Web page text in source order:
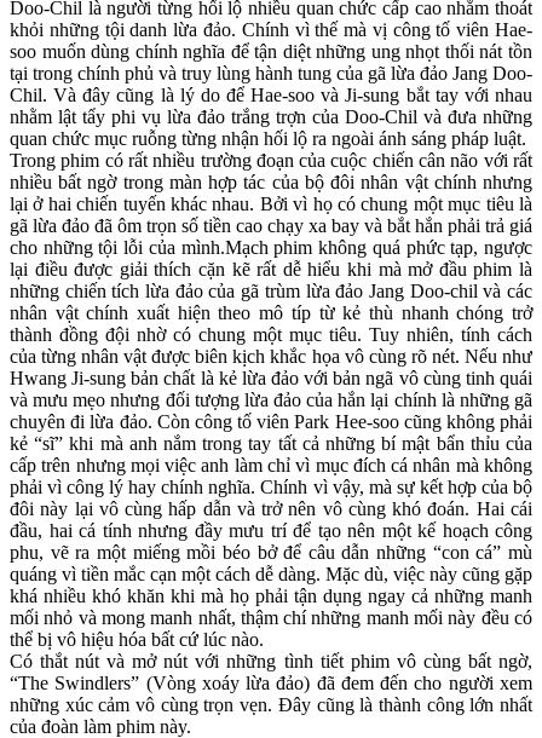
Doo-Chil là người từng hối lộ nhiều quan chức cấp cao nhằm thoát
khỏi những tội danh lừa đảo. Chính vì thế mà vị công tố viên Hae-
soo muốn dùng chính nghĩa để tận diệt những ung nhọt thối nát tồn
tại trong chính phủ và truy lùng hành tung của gã lừa đảo Jang Doo-
Chil. Và đây cũng là lý do để Hae-soo và Ji-sung bắt tay với nhau
nhằm lật tẩy phi vụ lừa đảo trắng trợn của Doo-Chil và đưa những
quan chức mục ruỗng từng nhận hối lộ ra ngoài ánh sáng pháp luật.
Trong phim có rất nhiều trường đoạn của cuộc chiến cân não với rất
nhiều bất ngờ trong màn hợp tác của bộ đôi nhân vật chính nhưng
lại ở hai chiến tuyến khác nhau. Bởi vì họ có chung một mục tiêu là
gã lừa đảo đã ôm trọn số tiền cao chạy xa bay và bắt hắn phải trả giá
cho những tội lỗi của mình.Mạch phim không quá phức tạp, ngược
lại điều được giải thích cặn kẽ rất dễ hiểu khi mà mở đầu phim là
những chiến tích lừa đảo của gã trùm lừa đảo Jang Doo-chil và các
nhân vật chính xuất hiện theo mô típ từ kẻ thù nhanh chóng trở
thành đồng đội nhờ có chung một mục tiêu. Tuy nhiên, tính cách
của từng nhân vật được biên kịch khắc họa vô cùng rõ nét. Nếu như
Hwang Ji-sung bản chất là kẻ lừa đảo với bản ngã vô cùng tinh quái
và mưu mẹo nhưng đối tượng lừa đảo của hắn lại chính là những gã
chuyên đi lừa đảo. Còn công tố viên Park Hee-soo cũng không phải
kẻ “sĩ” khi mà anh nắm trong tay tất cả những bí mật bẩn thỉu của
cấp trên nhưng mọi việc anh làm chỉ vì mục đích cá nhân mà không
phải vì công lý hay chính nghĩa. Chính vì vậy, mà sự kết hợp của bộ
đôi này lại vô cùng hấp dẫn và trở nên vô cùng khó đoán. Hai cái
đầu, hai cá tính nhưng đầy mưu trí để tạo nên một kế hoạch công
phu, vẽ ra một miếng mồi béo bở để câu dẫn những “con cá” mù
quáng vì tiền mắc cạn một cách dễ dàng. Mặc dù, việc này cũng gặp
khá nhiều khó khăn khi mà họ phải tận dụng ngay cả những manh
mối nhỏ và mong manh nhất, thậm chí những manh mối này đều có
thể bị vô hiệu hóa bất cứ lúc nào.
Có thắt nút và mở nút với những tình tiết phim vô cùng bất ngờ,
“The Swindlers” (Vòng xoáy lừa đảo) đã đem đến cho người xem
những xúc cảm vô cùng trọn vẹn. Đây cũng là thành công lớn nhất
của đoàn làm phim này.